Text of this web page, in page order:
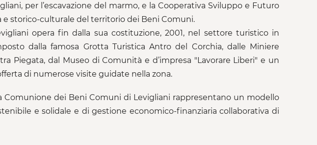
per l’escavazione del marmo, e la Cooperativa Sviluppo e Futuro
e storico-culturale del territorio dei Beni Comuni.
opera fin dalla sua costituzione, 2001, nel settore turistico in
dalla famosa Grotta Turistica Antro del Corchia, dalle Miniere
Piegata, dal Museo di Comunità e d’impresa "Lavorare Liberi" e un
di numerose visite guidate nella zona.
Comunione dei Beni Comuni di Levigliani rappresentano un modello
e solidale e di gestione economico-finanziaria collaborativa di